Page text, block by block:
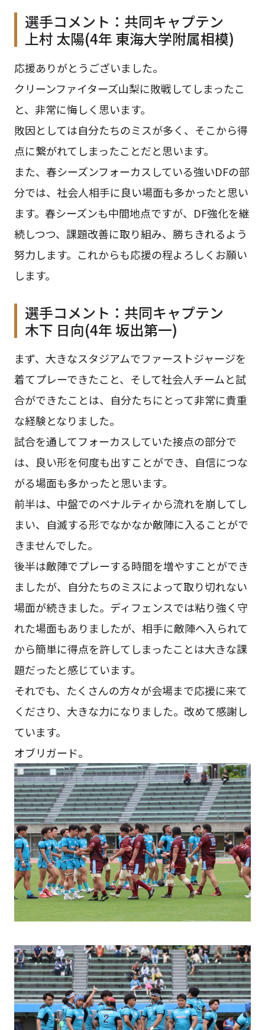
選手コメント：共同キャプテン
上村 太陽(4年 東海大学附属相模)
応援ありがとうございました。
クリーンファイターズ山梨に敗戦してしまったこ
と、非常に悔しく思います。
敗因としては自分たちのミスが多く、そこから得
点に繋がれてしまったことだと思います。
また、春シーズンフォーカスしている強いDFの部
分では、社会人相手に良い場面も多かったと思い
ます。春シーズンも中間地点ですが、DF強化を継
続しつつ、課題改善に取り組み、勝ちきれるよう
努力します。これからも応援の程よろしくお願い
します。
選手コメント：共同キャプテン
木下 日向(4年 坂出第一)
まず、大きなスタジアムでファーストジャージを
着てプレーできたこと、そして社会人チームと試
合ができたことは、自分たちにとって非常に貴重
な経験となりました。
試合を通してフォーカスしていた接点の部分で
は、良い形を何度も出すことができ、自信につな
がる場面も多かったと思います。
前半は、中盤でのペナルティから流れを崩してし
まい、自滅する形でなかなか敵陣に入ることがで
きませんでした。
後半は敵陣でプレーする時間を増やすことができ
ましたが、自分たちのミスによって取り切れない
場面が続きました。ディフェンスでは粘り強く守
れた場面もありましたが、相手に敵陣へ入られて
から簡単に得点を許してしまったことは大きな課
題だったと感じています。
それでも、たくさんの方々が会場まで応援に来て
くださり、大きな力になりました。改めて感謝し
ています。
オブリガード。